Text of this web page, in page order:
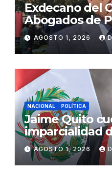
Exdecano del
Abogados de
propuestas
ciudadana
AGOSTO 1, 2026
NACIONAL POLÍTICA
Jaime Quito
imparcialidad
Constitucional
de Ollanta
AGOSTO 1, 2026